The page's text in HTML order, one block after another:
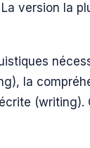
version la
la